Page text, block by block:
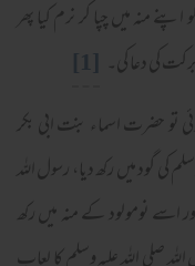
منہ میں چپا کر نرم کیا پھر
کی دعا کی۔ [1]
تو حضرت اسماء بنت ابی بکر
کی گود میں رکھ دیا، رسول اللہ
اسے نومولود کے منہ میں رکھ